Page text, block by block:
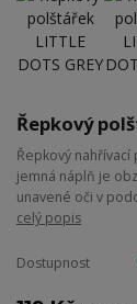
Řepkový
Řepkový
jemná náplň je
unavené oči v
celý popis
Dostupnost